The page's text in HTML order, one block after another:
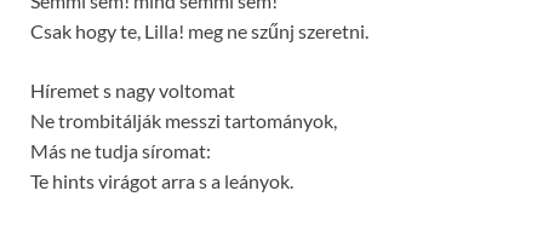
Csak hogy te, Lilla! meg ne szűnj szeretni.
Híremet s nagy voltomat
Ne trombitálják messzi tartományok,
Más ne tudja síromat:
Te hints virágot arra s a leányok.